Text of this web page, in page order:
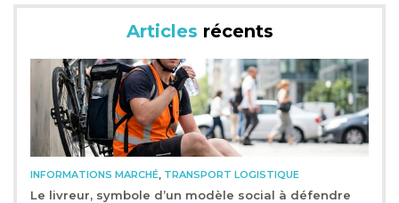
Articles récents
INFORMATIONS MARCHÉ TRANSPORT LOGISTIQUE
Le livreur, symbole d’un modèle social à défendre